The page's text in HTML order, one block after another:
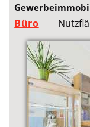
Büro